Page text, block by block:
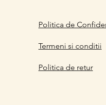
Politica de
Termeni si conditii
Politica de retur